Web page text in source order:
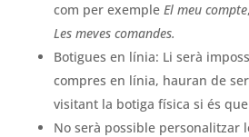
com per exemple El meu compte
Les meves comandes.
Botigues en línia: Li serà
compres en línia, hauran de
visitant la botiga física si és que
No serà possible personalitzar